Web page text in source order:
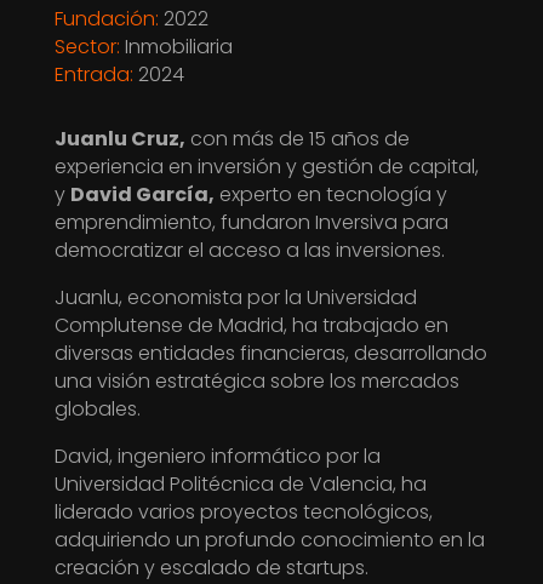
Fundación: 2022
Sector: Inmobiliaria
Entrada: 2024
Juanlu Cruz, con más de 15 años de
experiencia en inversión y gestión de capital,
y David García, experto en tecnología y
emprendimiento, fundaron Inversiva para
democratizar el acceso a las inversiones.
Juanlu, economista por la Universidad
Complutense de Madrid, ha trabajado en
diversas entidades financieras, desarrollando
una visión estratégica sobre los mercados
globales.
David, ingeniero informático por la
Universidad Politécnica de Valencia, ha
liderado varios proyectos tecnológicos,
adquiriendo un profundo conocimiento en la
creación y escalado de startups.